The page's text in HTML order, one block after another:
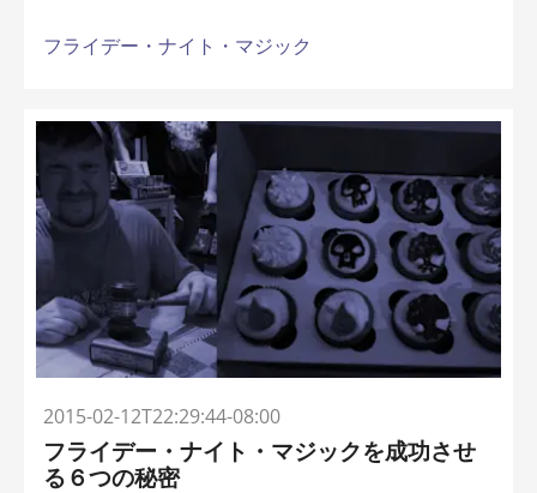
フライデー・ナイト・マジック
2015-02-12T22:29:44-08:00
フライデー・ナイト・マジックを成功させ
る６つの秘密